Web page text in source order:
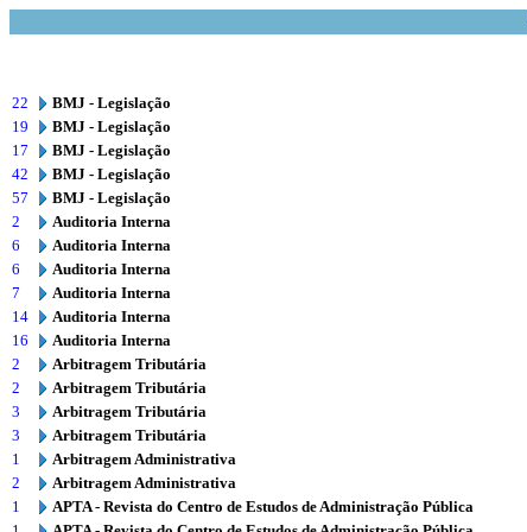
22
BMJ - Legislação
19
BMJ - Legislação
17
BMJ - Legislação
42
BMJ - Legislação
57
BMJ - Legislação
2
Auditoria Interna
6
Auditoria Interna
6
Auditoria Interna
7
Auditoria Interna
14
Auditoria Interna
16
Auditoria Interna
2
Arbitragem Tributária
2
Arbitragem Tributária
3
Arbitragem Tributária
3
Arbitragem Tributária
1
Arbitragem Administrativa
2
Arbitragem Administrativa
1
APTA - Revista do Centro de Estudos de Administração Pública